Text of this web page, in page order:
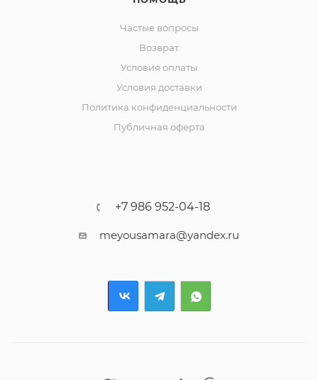
Частые вопросы
Возврат
Условия оплаты
Условия доставки
Политика конфиденциальности
Публичная оферта
+7 986 952-04-18
meyousamara@yandex.ru